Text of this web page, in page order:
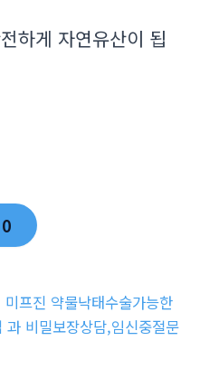
하게 자연유산이 됩
0
프진 약물낙태수술가능한
비밀보장상담,임신중절문